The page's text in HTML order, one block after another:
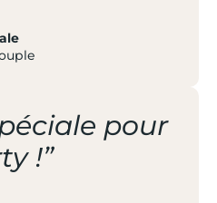
pour
!”